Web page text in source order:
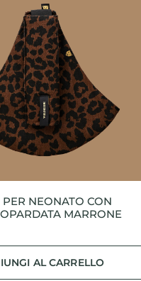
NEONATO CON
MARRONE
AL CARRELLO